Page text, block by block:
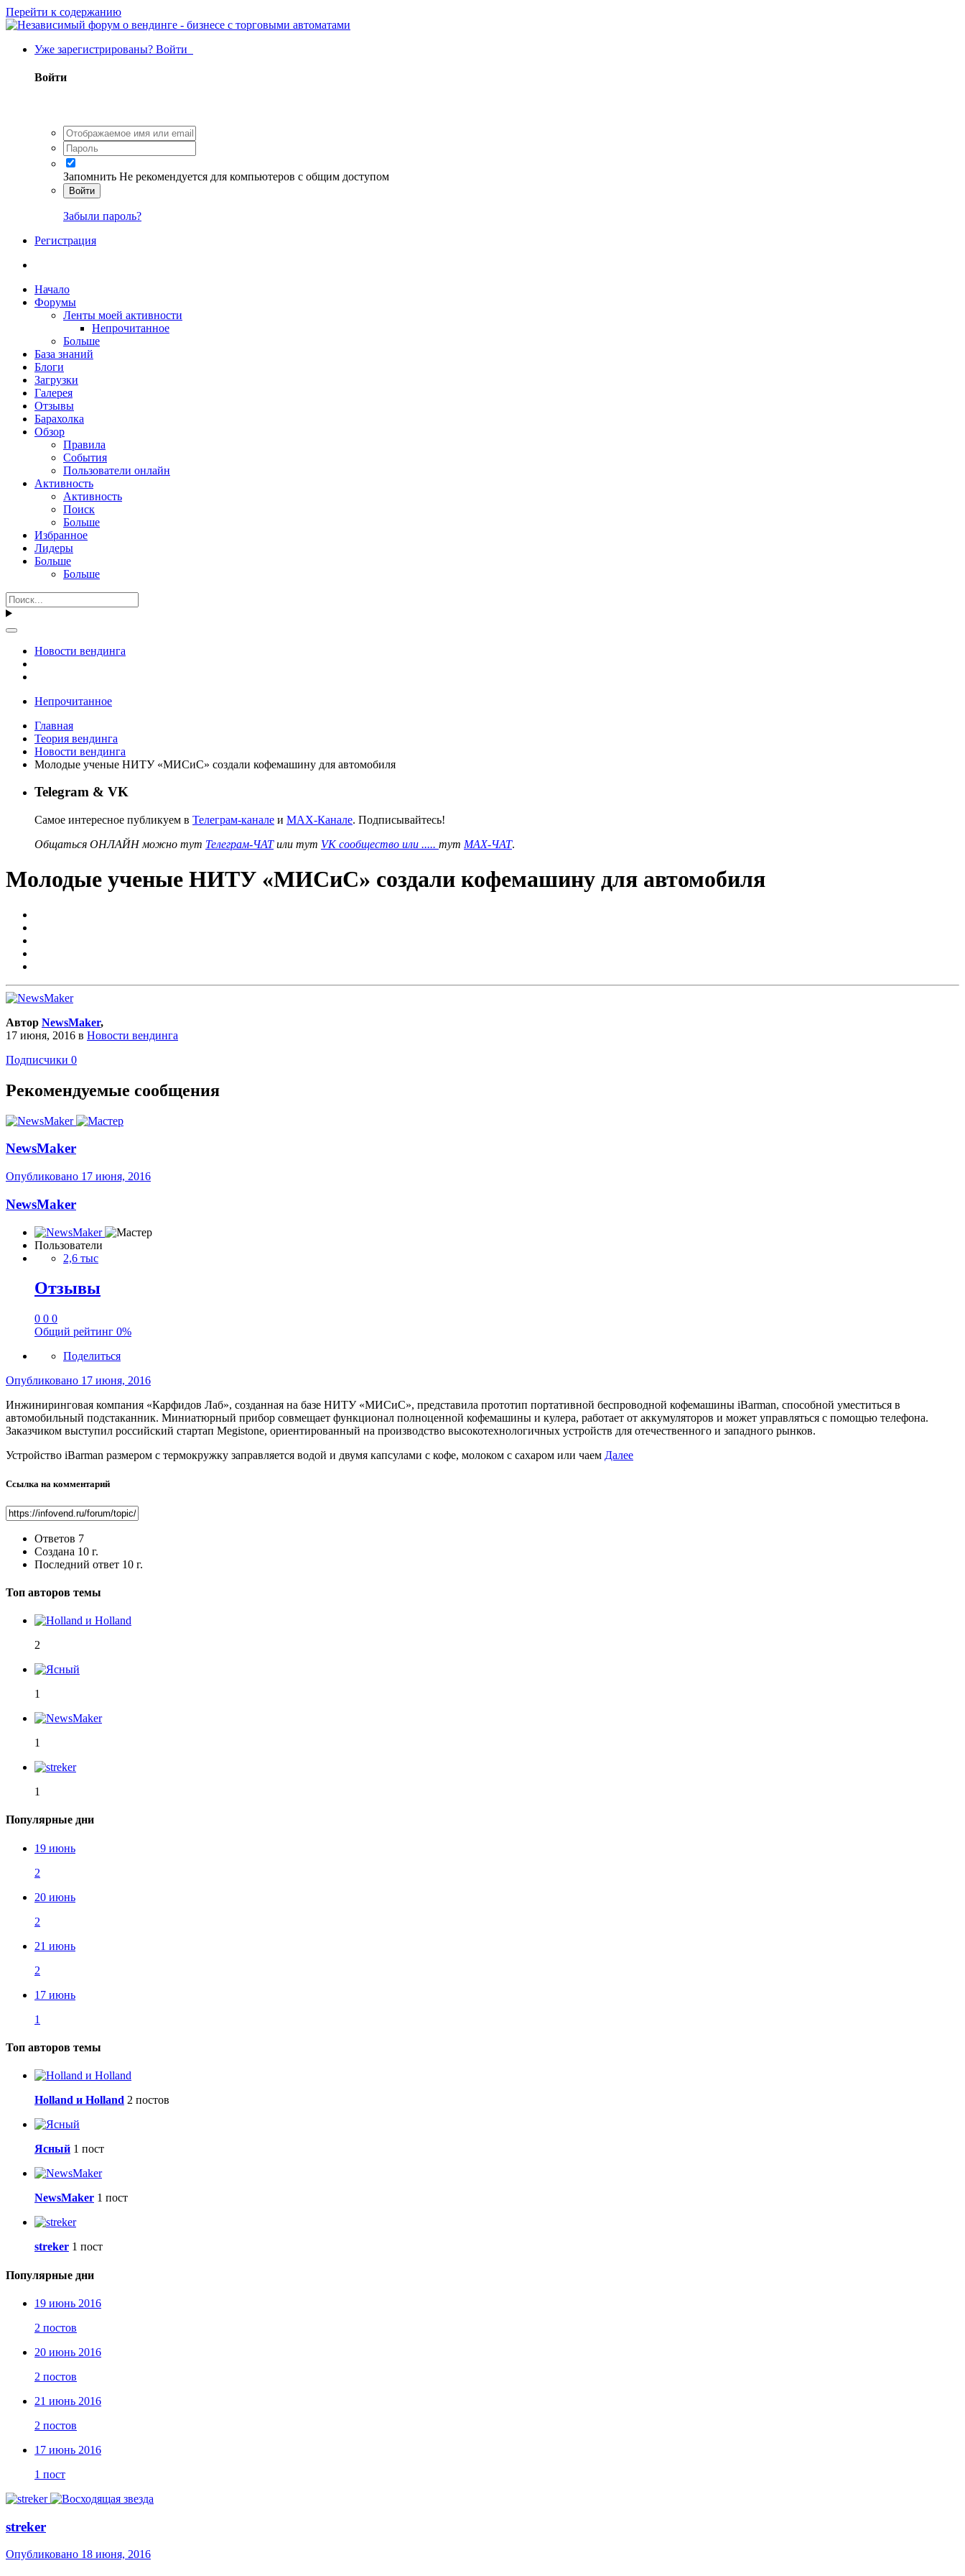
Перейти к содержанию
Уже зарегистрированы? Войти
Войти
Запомнить Не рекомендуется для компьютеров с общим доступом
Войти
Забыли пароль?
Регистрация
Начало
Форумы
Ленты моей активности
Непрочитанное
Больше
База знаний
Блоги
Загрузки
Галерея
Отзывы
Барахолка
Обзор
Правила
События
Пользователи онлайн
Активность
Активность
Поиск
Больше
Избранное
Лидеры
Больше
Больше
Новости вендинга
Непрочитанное
Главная
Теория вендинга
Новости вендинга
Молодые ученые НИТУ «МИСиС» создали кофемашину для автомобиля
Telegram & VK
Самое интересное публикуем в Телеграм-канале и MAX-Канале. Подписывайтесь!
Общаться ОНЛАЙН можно тут Телеграм-ЧАТили тут VK сообщество или ..... тут MAX-ЧАТ.
Молодые ученые НИТУ «МИСиС» создали кофемашину для автомобиля
Автор NewsMaker,
17 июня, 2016 в Новости вендинга
Подписчики 0
Рекомендуемые сообщения
NewsMaker
Опубликовано 17 июня, 2016
NewsMaker
Пользователи
2,6 тыс
Отзывы
0 0 0
Общий рейтинг 0%
Поделиться
Опубликовано 17 июня, 2016
Инжиниринговая компания «Карфидов Лаб», созданная на базе НИТУ «МИСиС», представила прототип портативной беспроводной кофемашины iBarman, способной уместиться в
автомобильный подстаканник. Миниатюрный прибор совмещает функционал полноценной кофемашины и кулера, работает от аккумуляторов и может управляться с помощью телефона.
Заказчиком выступил российский стартап Megistone, ориентированный на производство высокотехнологичных устройств для отечественного и западного рынков.
Устройство iBarman размером с термокружку заправляется водой и двумя капсулами с кофе, молоком с сахаром или чаем Далее
Ссылка на комментарий
Ответов 7
Создана 10 г.
Последний ответ 10 г.
Топ авторов темы
2
1
1
1
Популярные дни
19 июнь
2
20 июнь
2
21 июнь
2
17 июнь
1
Топ авторов темы
Holland и Holland 2 постов
Ясный 1 пост
NewsMaker 1 пост
streker 1 пост
Популярные дни
19 июнь 2016
2 постов
20 июнь 2016
2 постов
21 июнь 2016
2 постов
17 июнь 2016
1 пост
streker
Опубликовано 18 июня, 2016